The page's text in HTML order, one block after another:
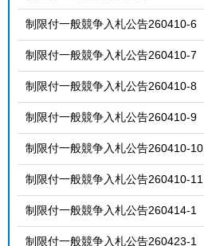
制限付一般競争入札公告260410-6
制限付一般競争入札公告260410-7
制限付一般競争入札公告260410-8
制限付一般競争入札公告260410-9
制限付一般競争入札公告260410-10
制限付一般競争入札公告260410-11
制限付一般競争入札公告260414-1
制限付一般競争入札公告260423-1